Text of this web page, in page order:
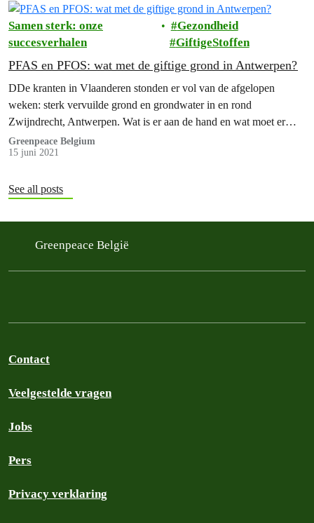
Samen sterk: onze
succesverhalen
Gezondheid
GiftigeStoffen
PFAS en PFOS: wat met de giftige grond in Antwerpen?
DDe kranten in Vlaanderen stonden er vol van de afgelopen
weken: sterk vervuilde grond en grondwater in en rond
Zwijndrecht, Antwerpen. Wat is er aan de hand en wat moet er
gebeuren?
Greenpeace Belgium
15 juni 2021
See all posts
Greenpeace België
Contact
Veelgestelde vragen
Jobs
Pers
Privacy verklaring